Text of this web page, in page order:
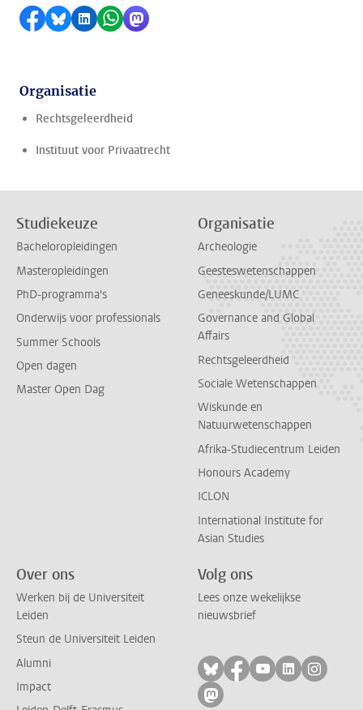
Delen op Facebook
Delen via Bluesky
Delen op LinkedIn
Delen via WhatsApp
Delen via Mastodon
Organisatie
Rechtsgeleerdheid
Instituut voor Privaatrecht
Studiekeuze
Bacheloropleidingen
Masteropleidingen
PhD-programma's
Onderwijs voor professionals
Summer Schools
Open dagen
Master Open Dag
Organisatie
Archeologie
Geesteswetenschappen
Geneeskunde/LUMC
Governance and Global
Affairs
Rechtsgeleerdheid
Sociale Wetenschappen
Wiskunde en
Natuurwetenschappen
Afrika-Studiecentrum Leiden
Honours Academy
ICLON
International Institute for
Asian Studies
Over ons
Werken bij de Universiteit
Leiden
Steun de Universiteit Leiden
Alumni
Impact
Volg ons
Lees onze wekelijkse
nieuwsbrief
Volg ons op bluesky
Volg ons op
Volg ons op
Volg ons
Volg
Volg ons op mastodon